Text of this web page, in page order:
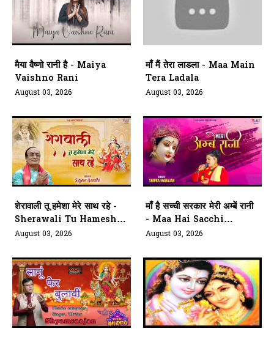
मैया वैष्णो रानी है - Maiya
Vaishno Rani
August 03, 2026
माँ मैं तेरा लाडला - Maa Main
Tera Ladala
August 03, 2026
शेरावाली तू हमेशा मेरे साथ रहे -
Sherawali Tu Hamesha
Mere Saath
August 03, 2026
माँ है सच्ची सरकार मेरी अम्बें रानी
- Maa Hai Sacchi
Sarkar Meri Ambe Rani
August 03, 2026